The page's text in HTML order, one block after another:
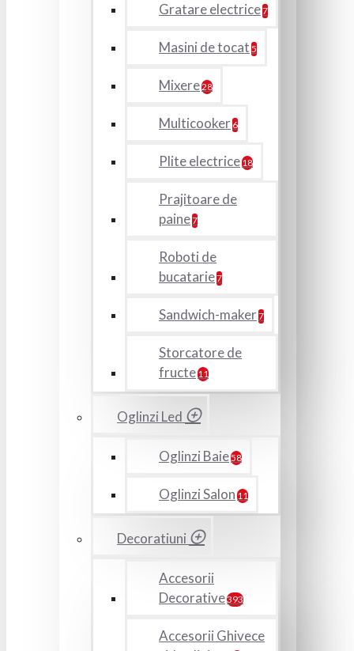
Gratare electrice7
Masini de tocat 5
Mixere28
Multicooker 6
Plite electrice18
Prajitoare de
paine7
Roboti de
bucatarie7
Sandwich-maker7
Storcatore de
fructe11
Oglinzi Led
Oglinzi Baie58
Oglinzi Salon 11
Decoratiuni
Accesorii
Decorative393
Accesorii Ghivece